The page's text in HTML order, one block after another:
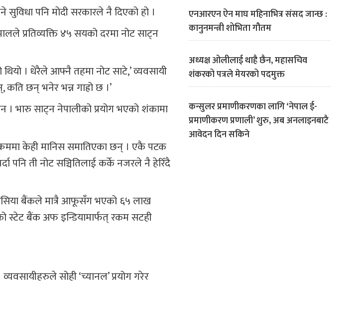
पनि मोदी सरकारले नै दिएको हो ।
प्रतिव्यक्ति ४५ सयको दरमा नोट साट्न
। धेरैले आफ्नै तहमा नोट साटे,’ व्यवसायी
छन् भनेर भन्न गाह्रो छ ।’
भारु साट्न नेपालीको प्रयोग भएको शंकामा
केही मानिस समातिएका छन् । एकै पटक
पनि ती नोट सञ्चितिलाई कर्के नजरले नै हेरिँदै
बैंकले मात्रै आफूसँग भएको ६५ लाख
स्टेट बैंक अफ इन्डियामार्फत् रकम सटही
सोही ‘च्यानल’ प्रयोग गरेर
एनआरएन ऐन माघ महिनाभित्र संसद जान्छ :
कानुनमन्त्री शोभिता गौतम
अध्यक्ष ओलीलाई थाहै छैन, महासचिव
शंकरको पत्रले मेयरको पदमुक्त
कन्सुलर प्रमाणीकरणका लागि ‘नेपाल ई-
प्रमाणीकरण प्रणाली’ शुरु, अब अनलाइनबाटै
आवेदन दिन सकिने